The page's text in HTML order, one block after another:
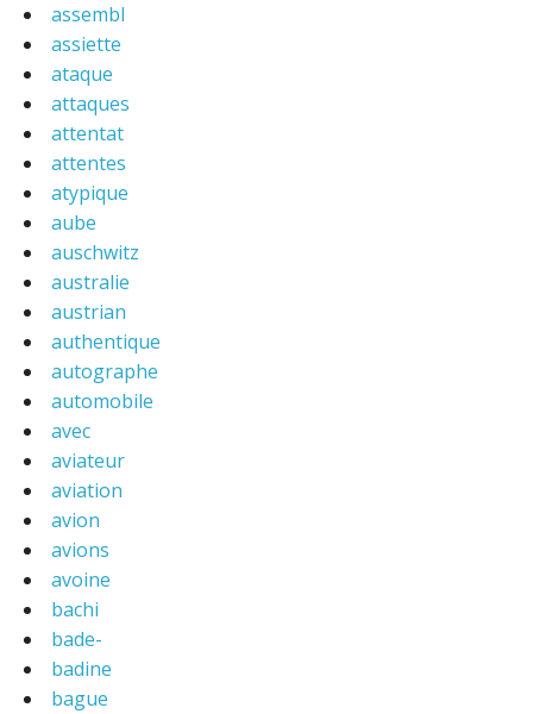
assembl
assiette
ataque
attaques
attentat
attentes
atypique
aube
auschwitz
australie
austrian
authentique
autographe
automobile
avec
aviateur
aviation
avion
avions
avoine
bachi
bade-
badine
bague